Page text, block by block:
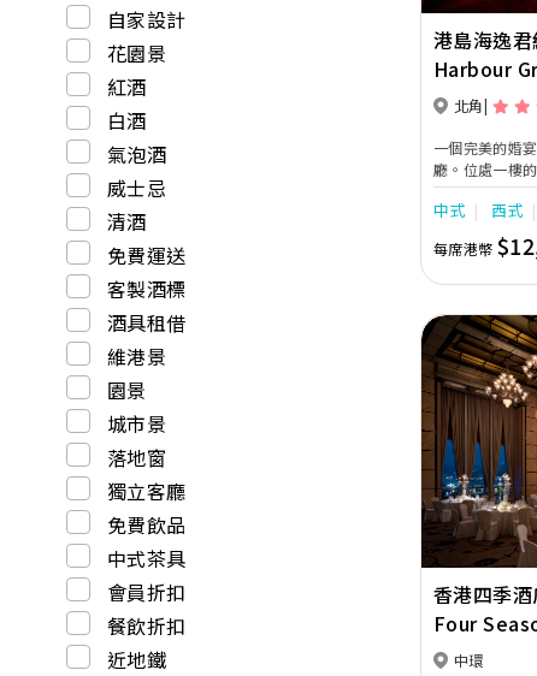
自家設計
花園景
紅酒
白酒
氣泡酒
威士忌
清酒
免費運送
客製酒標
酒具租借
維港景
園景
城市景
落地窗
獨立客廳
免費飲品
中式茶具
會員折扣
餐飲折扣
近地鐵
港島海逸
Harbour
北角
一個完美的婚
廳。位處一樓
呎，樓高22呎
效 果、天花式
600人之雞尾
彈性劃分為兩
堂直 達的接待
中式 西式
每席港幣
Previous
香港四季酒
Four
Kong
中環